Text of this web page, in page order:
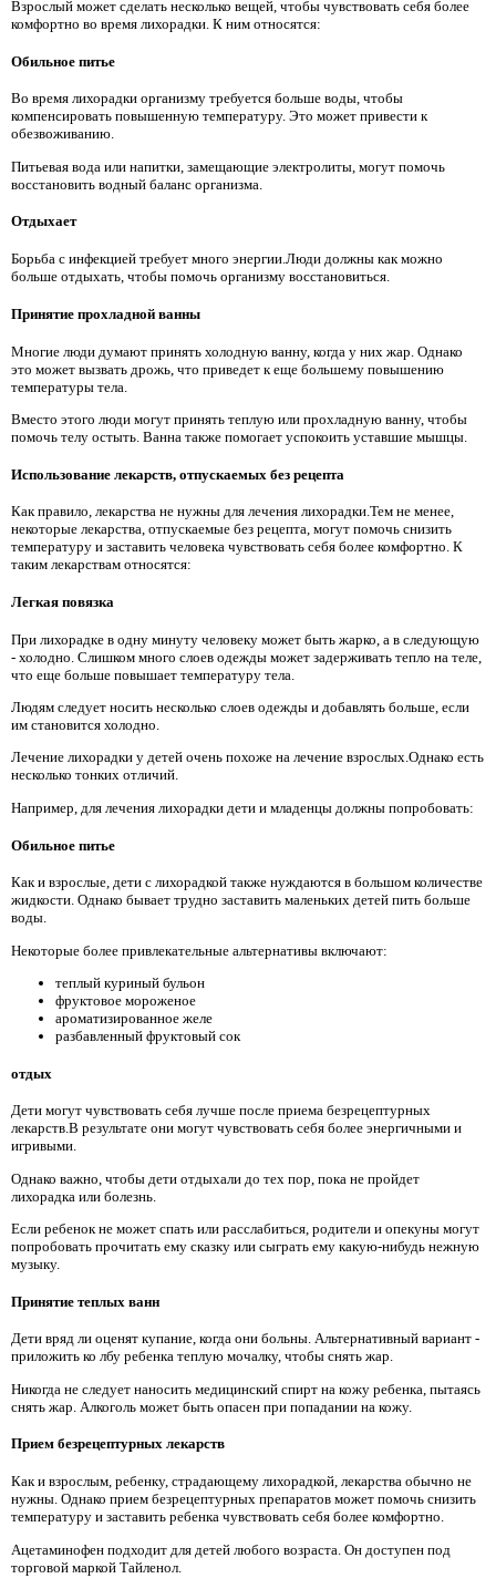
Взрослый может сделать несколько вещей, чтобы чувствовать себя более
комфортно во время лихорадки. К ним относятся:
Обильное питье
Во время лихорадки организму требуется больше воды, чтобы
компенсировать повышенную температуру. Это может привести к
обезвоживанию.
Питьевая вода или напитки, замещающие электролиты, могут помочь
восстановить водный баланс организма.
Отдыхает
Борьба с инфекцией требует много энергии.Люди должны как можно
больше отдыхать, чтобы помочь организму восстановиться.
Принятие прохладной ванны
Многие люди думают принять холодную ванну, когда у них жар. Однако
это может вызвать дрожь, что приведет к еще большему повышению
температуры тела.
Вместо этого люди могут принять теплую или прохладную ванну, чтобы
помочь телу остыть. Ванна также помогает успокоить уставшие мышцы.
Использование лекарств, отпускаемых без рецепта
Как правило, лекарства не нужны для лечения лихорадки.Тем не менее,
некоторые лекарства, отпускаемые без рецепта, могут помочь снизить
температуру и заставить человека чувствовать себя более комфортно. К
таким лекарствам относятся:
Легкая повязка
При лихорадке в одну минуту человеку может быть жарко, а в следующую
- холодно. Слишком много слоев одежды может задерживать тепло на теле,
что еще больше повышает температуру тела.
Людям следует носить несколько слоев одежды и добавлять больше, если
им становится холодно.
Лечение лихорадки у детей очень похоже на лечение взрослых.Однако есть
несколько тонких отличий.
Например, для лечения лихорадки дети и младенцы должны попробовать:
Обильное питье
Как и взрослые, дети с лихорадкой также нуждаются в большом количестве
жидкости. Однако бывает трудно заставить маленьких детей пить больше
воды.
Некоторые более привлекательные альтернативы включают:
теплый куриный бульон
фруктовое мороженое
ароматизированное желе
разбавленный фруктовый сок
отдых
Дети могут чувствовать себя лучше после приема безрецептурных
лекарств.В результате они могут чувствовать себя более энергичными и
игривыми.
Однако важно, чтобы дети отдыхали до тех пор, пока не пройдет
лихорадка или болезнь.
Если ребенок не может спать или расслабиться, родители и опекуны могут
попробовать прочитать ему сказку или сыграть ему какую-нибудь нежную
музыку.
Принятие теплых ванн
Дети вряд ли оценят купание, когда они больны. Альтернативный вариант -
приложить ко лбу ребенка теплую мочалку, чтобы снять жар.
Никогда не следует наносить медицинский спирт на кожу ребенка, пытаясь
снять жар. Алкоголь может быть опасен при попадании на кожу.
Прием безрецептурных лекарств
Как и взрослым, ребенку, страдающему лихорадкой, лекарства обычно не
нужны. Однако прием безрецептурных препаратов может помочь снизить
температуру и заставить ребенка чувствовать себя более комфортно.
Ацетаминофен подходит для детей любого возраста. Он доступен под
торговой маркой Тайленол.